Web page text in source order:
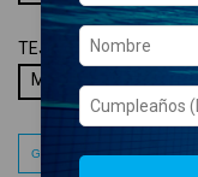
TEJIDO:
MAXLIFE ECO
Maxlife Eco
Guía de talles